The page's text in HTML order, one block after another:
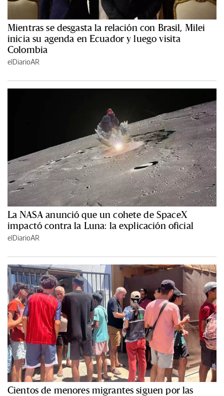
Mientras se desgasta la relación con Brasil, Milei
inicia su agenda en Ecuador y luego visita
Colombia
elDiarioAR
La NASA anunció que un cohete de SpaceX
impactó contra la Luna: la explicación oficial
elDiarioAR
Cientos de menores migrantes siguen por las